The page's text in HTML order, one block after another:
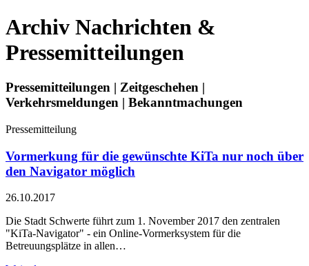
Archiv Nachrichten &
Pressemitteilungen
Pressemitteilungen | Zeitgeschehen |
Verkehrsmeldungen | Bekanntmachungen
Pressemitteilung
Vormerkung für die gewünschte KiTa nur noch über
den Navigator möglich
26.10.2017
Die Stadt Schwerte führt zum 1. November 2017 den zentralen
"KiTa-Navigator" - ein Online-Vormerksystem für die
Betreuungsplätze in allen…